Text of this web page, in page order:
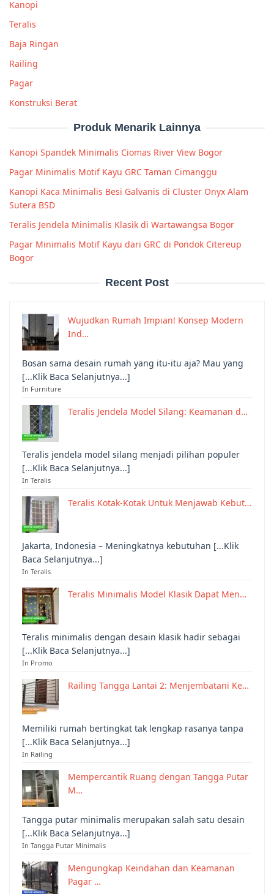
Kanopi
Teralis
Baja Ringan
Railing
Pagar
Konstruksi Berat
Produk Menarik Lainnya
Kanopi Spandek Minimalis Ciomas River View Bogor
Pagar Minimalis Motif Kayu GRC Taman Cimanggu
Kanopi Kaca Minimalis Besi Galvanis di Cluster Onyx Alam
Sutera BSD
Teralis Jendela Minimalis Klasik di Wartawangsa Bogor
Pagar Minimalis Motif Kayu dari GRC di Pondok Citereup
Bogor
Recent Post
Wujudkan Rumah Impian! Konsep Modern
Ind…
Bosan sama desain rumah yang itu-itu aja? Mau yang
[...Klik Baca Selanjutnya...]
In Furniture
Teralis Jendela Model Silang: Keamanan d…
Teralis jendela model silang menjadi pilihan populer
[...Klik Baca Selanjutnya...]
In Teralis
Teralis Kotak-Kotak Untuk Menjawab Kebut…
Jakarta, Indonesia – Meningkatnya kebutuhan [...Klik
Baca Selanjutnya...]
In Teralis
Teralis Minimalis Model Klasik Dapat Men…
Teralis minimalis dengan desain klasik hadir sebagai
[...Klik Baca Selanjutnya...]
In Promo
Railing Tangga Lantai 2: Menjembatani Ke…
Memiliki rumah bertingkat tak lengkap rasanya tanpa
[...Klik Baca Selanjutnya...]
In Railing
Mempercantik Ruang dengan Tangga Putar
M…
Tangga putar minimalis merupakan salah satu desain
[...Klik Baca Selanjutnya...]
In Tangga Putar Minimalis
Mengungkap Keindahan dan Keamanan
Pagar …